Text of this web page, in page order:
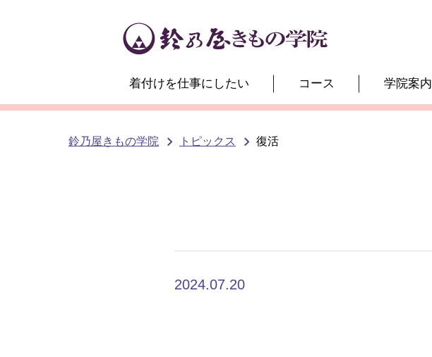
着付けを仕事にしたい コース 学院案内
鈴乃屋きもの学院 トピックス 復活
2024.07.20